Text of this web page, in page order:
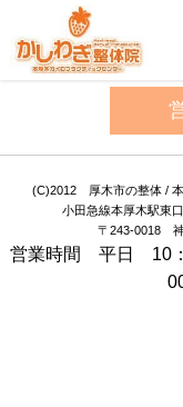
(C)2012 厚木市の整体 /
小田急線本厚木駅東
〒243-0018
営業時間 平日 10